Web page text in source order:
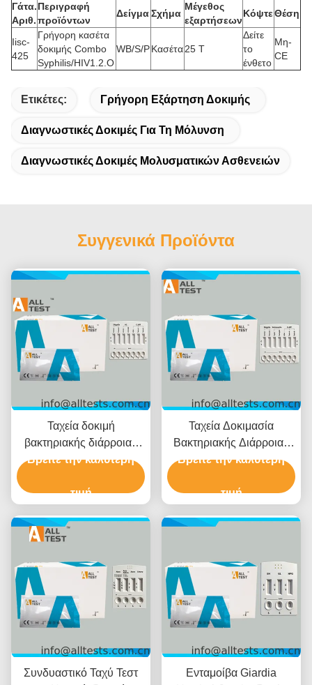
Γάτα.
Αριθ.
Περιγραφή
προϊόντων
ΔείγμαΣχήμα
Μέγεθος
εξαρτήσεων
ΚόψτεΘέση
Iisc-
425
Γρήγορη κασέτα
δοκιμής Combo
Syphilis/HIV1.2.O
WB/S/PΚασέτα25 Τ
Δείτε
το
ένθετο
Μη-
CE
Ετικέτες: Γρήγορη Εξάρτηση Δοκιμής
Διαγνωστικές Δοκιμές Για Τη Μόλυνση
Διαγνωστικές Δοκιμές Μολυσματικών Ασθενειών
Συγγενικά Προϊόντα
Ταχεία δοκιμή
βακτηριακής διάρροιας
για
με χρόνο ανάγνωσης 10
CE και υψηλή ακρίβεια
Βρείτε την καλύτερη
τιμή
Ταχεία Δοκιμασία
Βακτηριακής Διάρροιας
για
Shigella/Salmonella/C.diff
με Γρήγορα
Λεπτά Υψηλή Ακρίβεια
Ερμηνεία
Βρείτε την καλύτερη
τιμή
Συνδυαστικό Ταχύ Τεστ
Ενταμοίβα Giardia